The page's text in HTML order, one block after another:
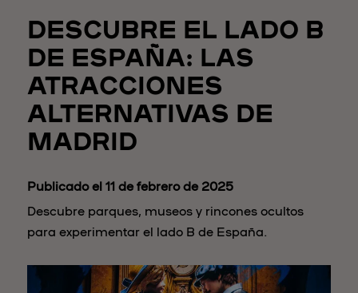
DESCUBRE EL LADO B
DE ESPAÑA: LAS
ATRACCIONES
ALTERNATIVAS DE
MADRID
Publicado el 11 de febrero de 2025
Descubre parques, museos y rincones ocultos
para experimentar el lado B de España.